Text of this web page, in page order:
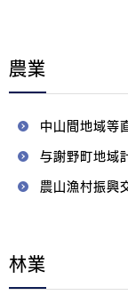
農業
中山間地域等
与謝野町地域
農山漁村振興
林業